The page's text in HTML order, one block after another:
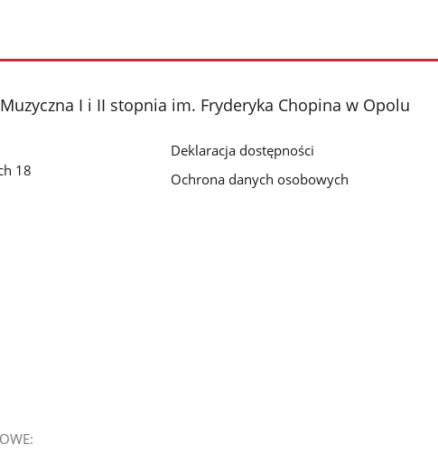
I i II stopnia im. Fryderyka Chopina w Opolu
18
Deklaracja dostępności
Ochrona danych osobowych